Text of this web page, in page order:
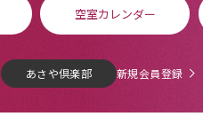
空室カレンダー
あさや倶楽部 新規会員登録